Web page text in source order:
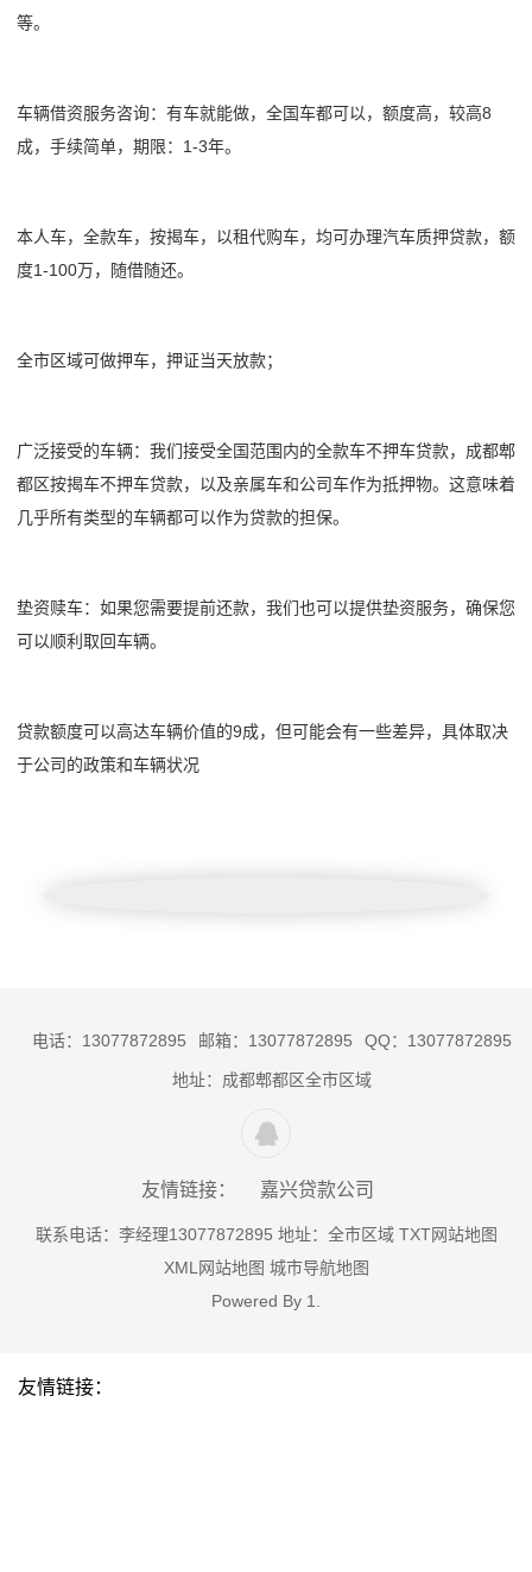
等。
车辆借资服务咨询：有车就能做，全国车都可以，额度高，较高8
成，手续简单，期限：1-3年。
本人车，全款车，按揭车，以租代购车，均可办理汽车质押贷款，额
度1-100万，随借随还。
全市区域可做押车，押证当天放款；
广泛接受的车辆：我们接受全国范围内的全款车不押车贷款，成都郫
都区按揭车不押车贷款，以及亲属车和公司车作为抵押物。这意味着
几乎所有类型的车辆都可以作为贷款的担保。
垫资赎车：如果您需要提前还款，我们也可以提供垫资服务，确保您
可以顺利取回车辆。
贷款额度可以高达车辆价值的9成，但可能会有一些差异，具体取决
于公司的政策和车辆状况
电话：13077872895 邮箱：13077872895 QQ：13077872895
地址：成都郫都区全市区域
友情链接： 嘉兴贷款公司
联系电话：李经理13077872895 地址：全市区域 TXT网站地图
XML网站地图 城市导航地图
Powered By 1
友情链接：